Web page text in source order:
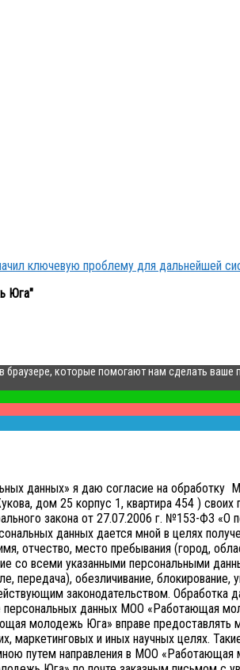
ключевую проблему для дальнейшей
Юга"
которые помогают нам сделать ваше
данных» я даю согласие на
дом 25 корпус 1, квартира 454 ) своих
закона от 27.07.2006 г. №153-ФЗ «О
данных дается мной в целях
отчество, место пребывания (город,
всеми указанными персональными
передача), обезличивание,
законодательством. Обработка
персональных данных МОО «Работающая
молодежь Юга» вправе предоставлять
маркетинговых и иных научных целях.
путем направления в МОО